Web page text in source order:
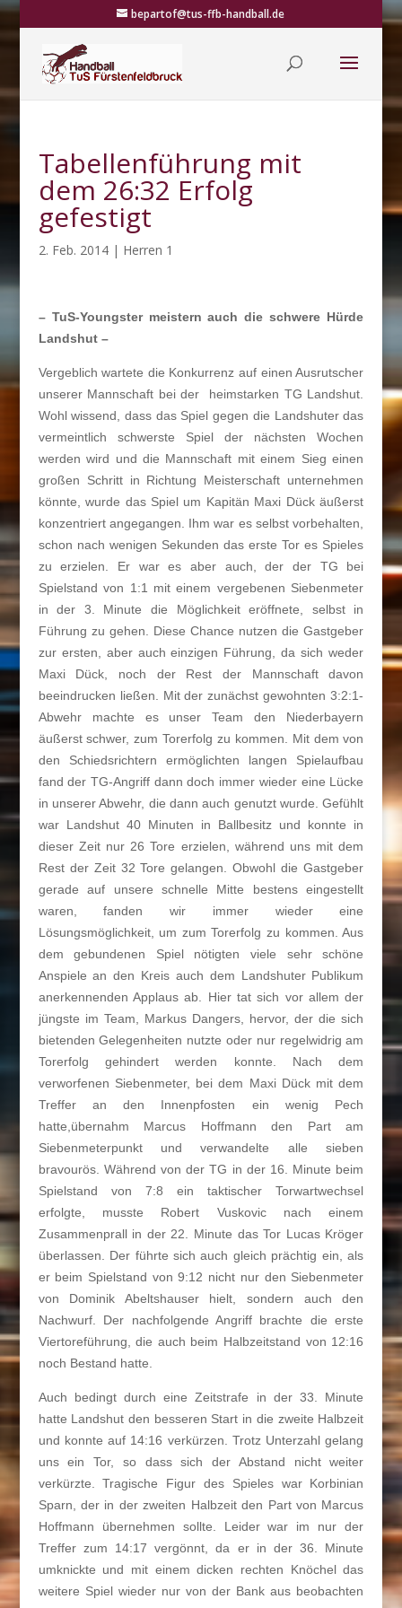
bepartof@tus-ffb-handball.de
Tabellenführung mit
dem 26:32 Erfolg
gefestigt
2. Feb. 2014| Herren 1
– TuS-Youngster meistern auch die schwere Hürde
Landshut –
Vergeblich wartete die Konkurrenz auf einen Ausrutscher
unserer Mannschaft bei der heimstarken TG Landshut.
Wohl wissend, dass das Spiel gegen die Landshuter das
vermeintlich schwerste Spiel der nächsten Wochen
werden wird und die Mannschaft mit einem Sieg einen
großen Schritt in Richtung Meisterschaft unternehmen
könnte, wurde das Spiel um Kapitän Maxi Dück äußerst
konzentriert angegangen. Ihm war es selbst vorbehalten,
schon nach wenigen Sekunden das erste Tor es Spieles
zu erzielen. Er war es aber auch, der der TG bei
Spielstand von 1:1 mit einem vergebenen Siebenmeter
in der 3. Minute die Möglichkeit eröffnete, selbst in
Führung zu gehen. Diese Chance nutzen die Gastgeber
zur ersten, aber auch einzigen Führung, da sich weder
Maxi Dück, noch der Rest der Mannschaft davon
beeindrucken ließen. Mit der zunächst gewohnten 3:2:1-
Abwehr machte es unser Team den Niederbayern
äußerst schwer, zum Torerfolg zu kommen. Mit dem von
den Schiedsrichtern ermöglichten langen Spielaufbau
fand der TG-Angriff dann doch immer wieder eine Lücke
in unserer Abwehr, die dann auch genutzt wurde. Gefühlt
war Landshut 40 Minuten in Ballbesitz und konnte in
dieser Zeit nur 26 Tore erzielen, während uns mit dem
Rest der Zeit 32 Tore gelangen. Obwohl die Gastgeber
gerade auf unsere schnelle Mitte bestens eingestellt
waren, fanden wir immer wieder eine
Lösungsmöglichkeit, um zum Torerfolg zu kommen. Aus
dem gebundenen Spiel nötigten viele sehr schöne
Anspiele an den Kreis auch dem Landshuter Publikum
anerkennenden Applaus ab. Hier tat sich vor allem der
jüngste im Team, Markus Dangers, hervor, der die sich
bietenden Gelegenheiten nutzte oder nur regelwidrig am
Torerfolg gehindert werden konnte. Nach dem
verworfenen Siebenmeter, bei dem Maxi Dück mit dem
Treffer an den Innenpfosten ein wenig Pech
hatte,übernahm Marcus Hoffmann den Part am
Siebenmeterpunkt und verwandelte alle sieben
bravourös. Während von der TG in der 16. Minute beim
Spielstand von 7:8 ein taktischer Torwartwechsel
erfolgte, musste Robert Vuskovic nach einem
Zusammenprall in der 22. Minute das Tor Lucas Kröger
überlassen. Der führte sich auch gleich prächtig ein, als
er beim Spielstand von 9:12 nicht nur den Siebenmeter
von Dominik Abeltshauser hielt, sondern auch den
Nachwurf. Der nachfolgende Angriff brachte die erste
Viertoreführung, die auch beim Halbzeitstand von 12:16
noch Bestand hatte.
Auch bedingt durch eine Zeitstrafe in der 33. Minute
hatte Landshut den besseren Start in die zweite Halbzeit
und konnte auf 14:16 verkürzen. Trotz Unterzahl gelang
uns ein Tor, so dass sich der Abstand nicht weiter
verkürzte. Tragische Figur des Spieles war Korbinian
Sparn, der in der zweiten Halbzeit den Part von Marcus
Hoffmann übernehmen sollte. Leider war im nur der
Treffer zum 14:17 vergönnt, da er in der 36. Minute
umknickte und mit einem dicken rechten Knöchel das
weitere Spiel wieder nur von der Bank aus beobachten